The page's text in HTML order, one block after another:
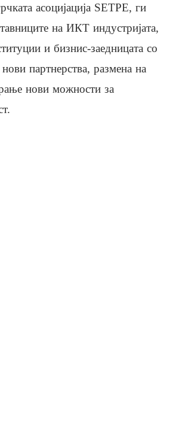
асоцијација SETPE, ги
на ИКТ индустријата,
и бизнис-заедницата со
партнерства, размена на
нови можности за